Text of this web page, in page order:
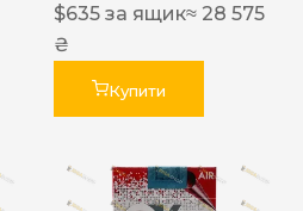
$635 за ящик≈ 28 575
₴
Купити